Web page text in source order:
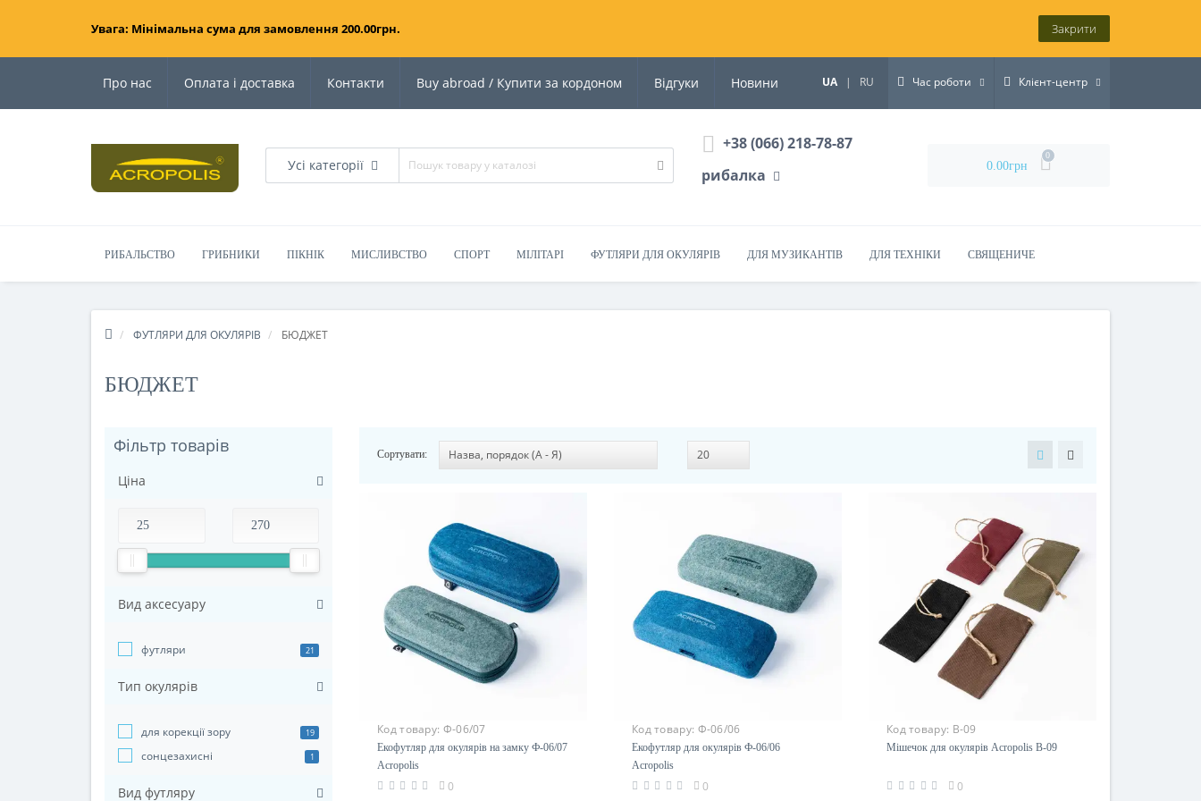
Увага: Мінімальна сума для замовлення 200.00грн. Закрити
Про нас Оплата і доставка Контакти Buy abroad / Купити за кордоном Відгуки Новини UA | RU Час роботи Клієнт-центр
Усі категорії
+38 (066) 218-78-87
рибалка
0.00грн
0
РИБАЛЬСТВО ГРИБНИКИ ПІКНІК МИСЛИВСТВО СПОРТ МІЛІТАРІ ФУТЛЯРИ ДЛЯ ОКУЛЯРІВ ДЛЯ МУЗИКАНТІВ ДЛЯ ТЕХНІКИ СВЯЩЕНИЧЕ
ФУТЛЯРИ ДЛЯ ОКУЛЯРІВ БЮДЖЕТ
БЮДЖЕТ
Фільтр товарів
Ціна
Вид аксесуару
футляри 21
Тип окулярів
для корекції зору 19
сонцезахисні 1
Вид футляру
Сортувати:
Код товару: Ф-06/07
Екофутляр для окулярів на замку Ф-06/07
Acropolis
0
Код товару: Ф-06/06
Екофутляр для окулярів Ф-06/06
Acropolis
0
Код товару: В-09
Мішечок для окулярів Acropolis В-09
0